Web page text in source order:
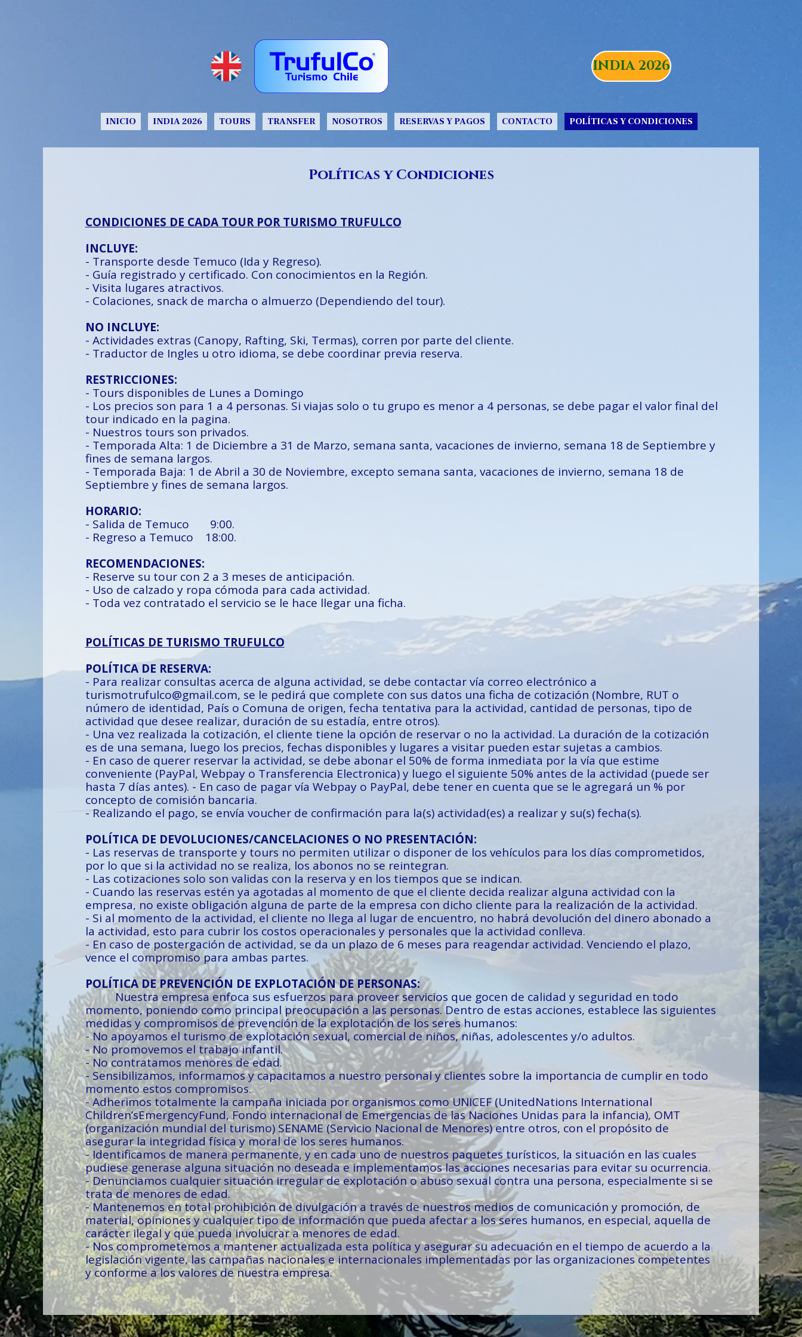
INDIA 2026
INICIO INDIA 2026 TOURS TRANSFER NOSOTROS RESERVAS Y PAGOS CONTACTO POLÍTICAS Y CONDICIONES
Políticas y Condiciones
CONDICIONES DE CADA TOUR POR TURISMO TRUFULCO
INCLUYE:
- Transporte desde Temuco (Ida y Regreso).
- Guía registrado y certificado. Con conocimientos en la Región.
- Visita lugares atractivos.
- Colaciones, snack de marcha o almuerzo (Dependiendo del tour).
NO INCLUYE:
- Actividades extras (Canopy, Rafting, Ski, Termas), corren por parte del cliente.
- Traductor de Ingles u otro idioma, se debe coordinar previa reserva.
RESTRICCIONES:
- Tours disponibles de Lunes a Domingo
- Los precios son para 1 a 4 personas. Si viajas solo o tu grupo es menor a 4 personas, se debe pagar el valor final del
tour indicado en la pagina.
- Nuestros tours son privados.
- Temporada Alta: 1 de Diciembre a 31 de Marzo, semana santa, vacaciones de invierno, semana 18 de Septiembre y
fines de semana largos.
- Temporada Baja: 1 de Abril a 30 de Noviembre, excepto semana santa, vacaciones de invierno, semana 18 de
Septiembre y fines de semana largos.
HORARIO:
- Salida de Temuco 9:00.
- Regreso a Temuco 18:00.
RECOMENDACIONES:
- Reserve su tour con 2 a 3 meses de anticipación.
- Uso de calzado y ropa cómoda para cada actividad.
- Toda vez contratado el servicio se le hace llegar una ficha.
​POLÍTICAS DE TURISMO TRUFULCO
POLÍTICA DE RESERVA:
- Para realizar consultas acerca de alguna actividad, se debe contactar vía correo electrónico a
turismotrufulco@gmail.com, se le pedirá que complete con sus datos una ficha de cotización (Nombre, RUT o
número de identidad, País o Comuna de origen, fecha tentativa para la actividad, cantidad de personas, tipo de
actividad que desee realizar, duración de su estadía, entre otros).
- Una vez realizada la cotización, el cliente tiene la opción de reservar o no la actividad. La duración de la cotización
es de una semana, luego los precios, fechas disponibles y lugares a visitar pueden estar sujetas a cambios.
- En caso de querer reservar la actividad, se debe abonar el 50% de forma inmediata por la vía que estime
conveniente (PayPal, Webpay o Transferencia Electronica) y luego el siguiente 50% antes de la actividad (puede ser
hasta 7 días antes). - En caso de pagar vía Webpay o PayPal, debe tener en cuenta que se le agregará un % por
concepto de comisión bancaria.
- Realizando el pago, se envía voucher de confirmación para la(s) actividad(es) a realizar y su(s) fecha(s).
POLÍTICA DE DEVOLUCIONES/CANCELACIONES O NO PRESENTACIÓN:
- Las reservas de transporte y tours no permiten utilizar o disponer de los vehículos para los días comprometidos,
por lo que si la actividad no se realiza, los abonos no se reintegran.
- Las cotizaciones solo son validas con la reserva y en los tiempos que se indican.
- Cuando las reservas estén ya agotadas al momento de que el cliente decida realizar alguna actividad con la
empresa, no existe obligación alguna de parte de la empresa con dicho cliente para la realización de la actividad.
- Si al momento de la actividad, el cliente no llega al lugar de encuentro, no habrá devolución del dinero abonado a
la actividad, esto para cubrir los costos operacionales y personales que la actividad conlleva.
- En caso de postergación de actividad, se da un plazo de 6 meses para reagendar actividad. Venciendo el plazo,
vence el compromiso para ambas partes.
POLÍTICA DE PREVENCIÓN DE EXPLOTACIÓN DE PERSONAS:
Nuestra empresa enfoca sus esfuerzos para proveer servicios que gocen de calidad y seguridad en todo
momento, poniendo como principal preocupación a las personas. Dentro de estas acciones, establece las siguientes
medidas y compromisos de prevención de la explotación de los seres humanos:
- No apoyamos el turismo de explotación sexual, comercial de niños, niñas, adolescentes y/o adultos.
- No promovemos el trabajo infantil.
- No contratamos menores de edad.
- Sensibilizamos, informamos y capacitamos a nuestro personal y clientes sobre la importancia de cumplir en todo
momento estos compromisos.
- Adherimos totalmente la campaña iniciada por organismos como UNICEF (UnitedNations International
Children’sEmergencyFund, Fondo internacional de Emergencias de las Naciones Unidas para la infancia), OMT
(organización mundial del turismo) SENAME (Servicio Nacional de Menores) entre otros, con el propósito de
asegurar la integridad física y moral de los seres humanos.
- Identificamos de manera permanente, y en cada uno de nuestros paquetes turísticos, la situación en las cuales
pudiese generase alguna situación no deseada e implementamos las acciones necesarias para evitar su ocurrencia.
- Denunciamos cualquier situación irregular de explotación o abuso sexual contra una persona, especialmente si se
trata de menores de edad.
- Mantenemos en total prohibición de divulgación a través de nuestros medios de comunicación y promoción, de
material, opiniones y cualquier tipo de información que pueda afectar a los seres humanos, en especial, aquella de
carácter ilegal y que pueda involucrar a menores de edad.
- Nos comprometemos a mantener actualizada esta política y asegurar su adecuación en el tiempo de acuerdo a la
legislación vigente, las campañas nacionales e internacionales implementadas por las organizaciones competentes
y conforme a los valores de nuestra empresa.